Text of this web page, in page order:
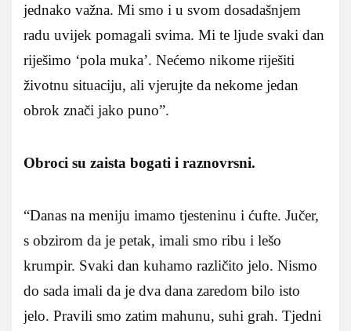
jednako važna. Mi smo i u svom dosadašnjem
radu uvijek pomagali svima. Mi te ljude svaki dan
riješimo ‘pola muka’. Nećemo nikome riješiti
životnu situaciju, ali vjerujte da nekome jedan
obrok znači jako puno”.
Obroci su zaista bogati i raznovrsni.
“Danas na meniju imamo tjesteninu i ćufte. Jučer,
s obzirom da je petak, imali smo ribu i lešo
krumpir. Svaki dan kuhamo različito jelo. Nismo
do sada imali da je dva dana zaredom bilo isto
jelo. Pravili smo zatim mahunu, suhi grah. Tjedni